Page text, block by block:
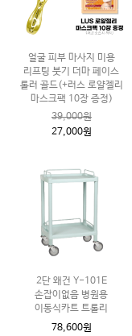
얼굴 피부 마사지 미용
리프팅 붓기 더마 페이스
롤러 골드(+러스 로얄젤리
마스크팩 10장 증정)
39,000원
27,000원
2단 왜건 Y-101E
손잡이없음 병원용
이동식카트 트롤리
78,600원